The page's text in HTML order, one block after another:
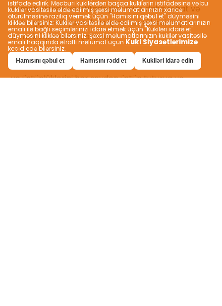
istifadə edirik. Məcburi kukilərdən başqa kukilərin istifadəsinə və bu
kukilər vasitəsilə əldə edilmiş şəxsi məlumatlarınızın xaricə
ötürülməsinə razılıq vermək üçün "Hamısını qəbul et" düyməsini
klikləə bilərsiniz; Kukilər vasitəsilə əldə edilmiş şəxsi məlumatlarınızın
emalı ilə bağlı seçimlərinizi idarə etmək üçün "Kukiləri idarə et"
düyməsini klikləə bilərsiniz. Şəxsi məlumatlarınızın kukilər vasitəsilə
emalı haqqında ətraflı məlumat üçün Kuki Siyasətlərimizə
keçid edə bilərsiniz.
Hamısını qəbul et Hamısını rədd et Kukiləri idarə edin